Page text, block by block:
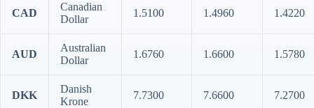
CAD
Canadian
Dollar
1.5100 1.4960 1.4220
AUD
Australian
Dollar
1.6760 1.6600 1.5780
DKK
Danish
Krone
7.7300 7.6600 7.2700